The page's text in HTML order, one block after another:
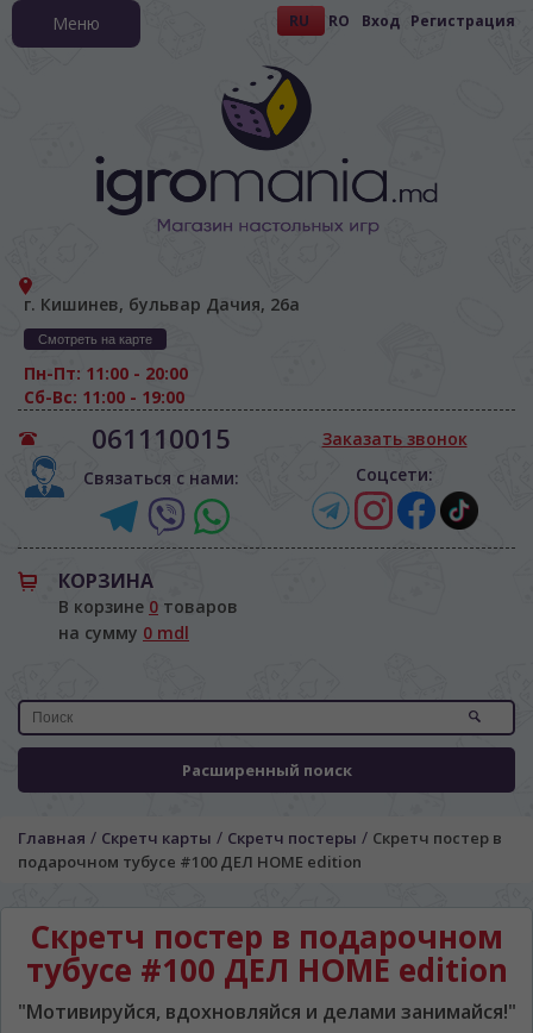
RU RO Вход Регистрация
г. Кишинев, бульвар Дачия, 26а
Смотреть на карте
Пн-Пт: 11:00 - 20:00
Сб-Вс: 11:00 - 19:00
061110015
Связаться с нами:
Заказать звонок
Соцсети:
КОРЗИНА
В корзине 0 товаров
на сумму 0 mdl
Расширенный поиск
Меню
Главная / Скретч карты / Скретч постеры / Скретч постер в
подарочном тубусе #100 ДЕЛ HOME edition
Скретч постер в подарочном
тубусе #100 ДЕЛ HOME edition
"Мотивируйся, вдохновляйся и делами занимайся!"
ЯЗЫК САЙТА / LIMBA SITE-ULUI
На каком языке Вы хотите
просматривать наш сайт?
În ce limbă ați dori să vedeți site-ul nostru?
*Беспокоим Вас только один раз, далее